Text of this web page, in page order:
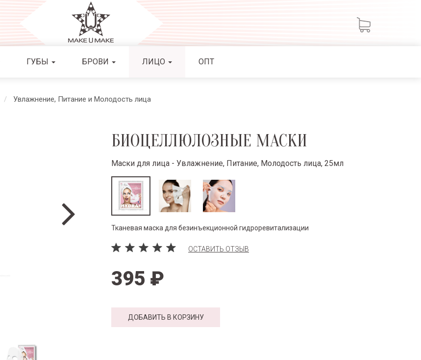
ГУБЫ БРОВИ ЛИЦО ОПТ
Увлажнение, Питание и Молодость лица
БИОЦЕЛЛЮЛОЗНЫЕ МАСКИ
Маски для лица - Увлажнение, Питание, Молодость лица, 25мл
Тканевая маска для безинъекционной гидроревитализации
ОСТАВИТЬ ОТЗЫВ
395 ₽
ДОБАВИТЬ В КОРЗИНУ